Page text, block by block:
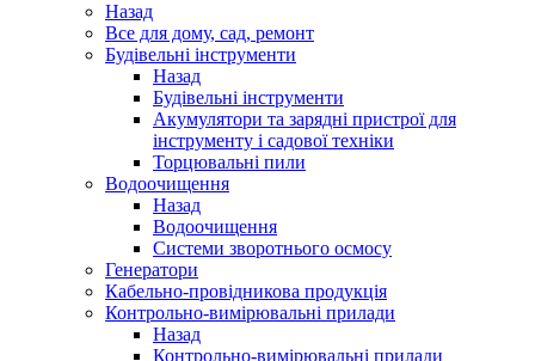
Назад
Все для дому, сад, ремонт
Будівельні інструменти
Назад
Будівельні інструменти
Акумулятори та зарядні пристрої для
інструменту і садової техніки
Торцювальні пили
Водоочищення
Назад
Водоочищення
Системи зворотнього осмосу
Генератори
Кабельно-провідникова продукція
Контрольно-вимірювальні прилади
Назад
Контрольно-вимірювальні прилади